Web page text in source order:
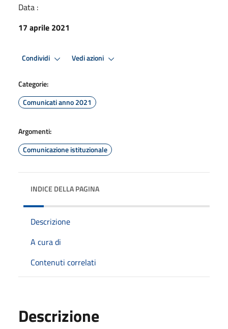
Data :
17 aprile 2021
Condividi Vedi azioni
Categorie:
Comunicati anno 2021
Argomenti:
Comunicazione istituzionale
INDICE DELLA PAGINA
Descrizione
A cura di
Contenuti correlati
Descrizione